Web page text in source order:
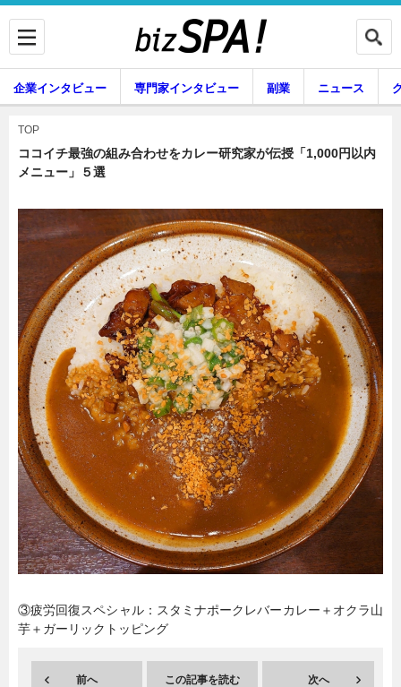
企業インタビュー 専門家インタビュー
副業 ニュース
グルメ スキル
暮らし エンタメ
連載一覧
企業インタビュー 専門家インタビュー 副業 ニュース
暮らし
TOP
ココイチ最強の組み合わせをカレー研究家が伝授「1,000円以内
メニュー」５選
③疲労回復スペシャル：スタミナポークレバーカレー＋オクラ山
芋＋ガーリックトッピング
前へ この記事を読む 次へ